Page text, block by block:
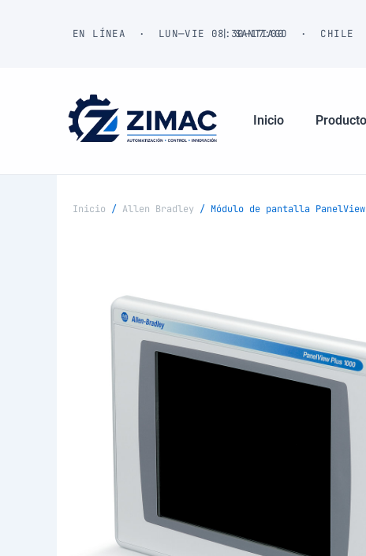
EN LÍNEA · LUN—VIE 08:30—17:00| SANTIAGO · CHILE
Inicio
Inicio / Allen Bradley / Módulo de pantalla